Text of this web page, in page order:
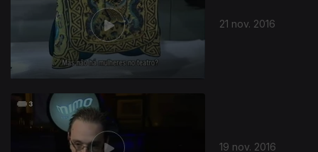
21 nov. 2016
19 nov. 2016